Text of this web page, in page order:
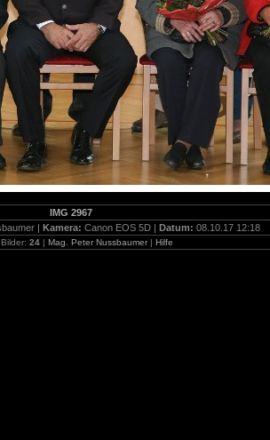
IMG 2967
| Kamera: Canon EOS 5D | Datum: 08.10.17 12:18
24| Mag. Peter Nussbaumer| Hilfe